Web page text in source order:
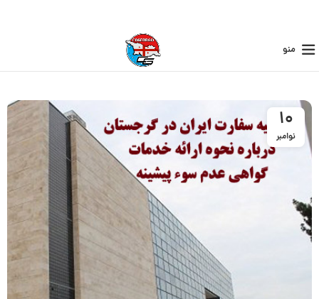
منو
10
نوامبر